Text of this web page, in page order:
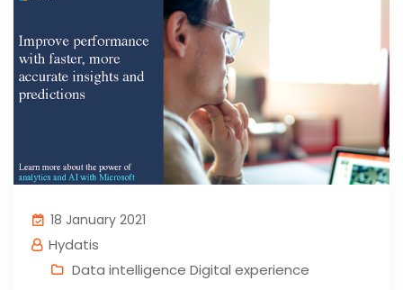
18 January 2021
Hydatis
Data intelligence Digital experience